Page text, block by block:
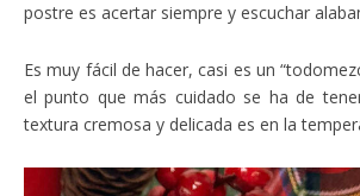
postre es acertar siempre y escuchar
Es muy fácil de hacer, casi es un
el punto que más cuidado se ha de
textura cremosa y delicada es en la